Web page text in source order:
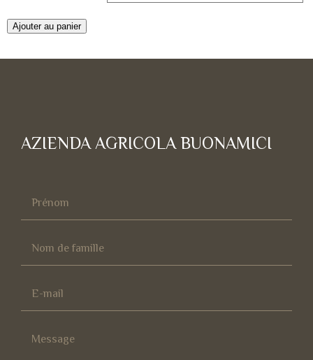
Ajouter au panier
AZIENDA AGRICOLA BUONAMICI